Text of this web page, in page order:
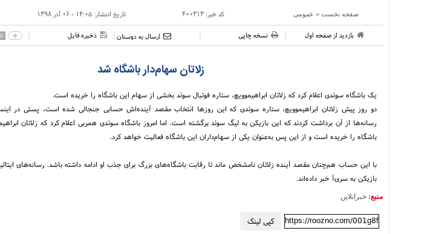
صفحه نخست » عمومی کد خبر:۴۰۰۳۱۳ تاریخ انتشار:۱۴:۰۵ - ۰۶ آذر ۱۳۹۸
بازدید از صفحه اول نسخه چاپی ارسال به دوستان ذخیره فایل
زلاتان سهام‌دار باشگاه شد
یک باشگاه سوئدی اعلام کرد که زلاتان ابراهیموویچ، ستاره فوتبال سوئد بخشی از سهام این باشگاه را خریده است.
دو روز پیش زلاتان ابراهیموویچ، ستاره سوئدی که این روزها انتخاب مقصد آینده‌اش حسابی جنجالی شده است، پستی در
رسانه‌ها از آن برداشت کردند که این بازیکن به لیگ سوئد برگشته است. اما امروز باشگاه سوئدی همربی اعلام کرد که زلاتان
باشگاه را خریده است و از این پس به‌عنوان یکی از سهام‌داران این باشگاه فعالیت خواهد کرد.
با این حساب هم‌چنان مقصد آینده زلاتان نامشخص ماند تا رقابت باشگاه‌های بزرگ برای جذب او ادامه داشته باشد. رسانه‌های
بازیکن به سری‌آ خبر داده‌اند.
منبع: خبرانلاین
کپی لینک https://roozno.com/001g8f